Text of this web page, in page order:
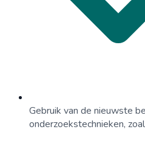
Gebruik van de nieuwste
onderzoekstechnieken,